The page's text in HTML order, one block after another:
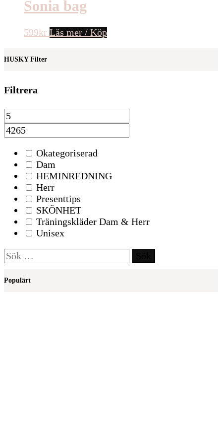
Sonia bag
599kr Läs mer / Köp
HUSKY Filter
Filtrera
Okategoriserad
Dam
HEMINREDNING
Herr
Presenttips
SKÖNHET
Träningskläder Dam & Herr
Unisex
Sök
efter:
Populärt